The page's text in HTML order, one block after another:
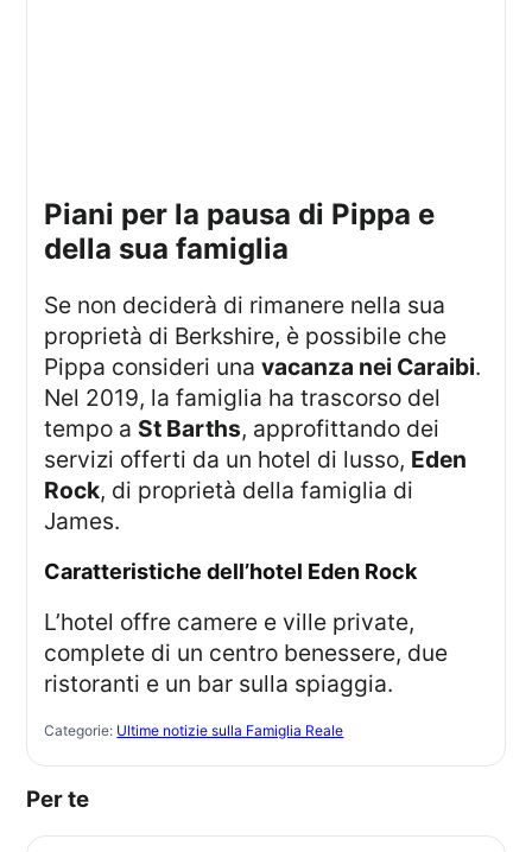
Piani per la pausa di Pippa e
della sua famiglia
Se non deciderà di rimanere nella sua
proprietà di Berkshire, è possibile che
Pippa consideri unavacanza nei Caraibi.
Nel 2019, la famiglia ha trascorso del
tempo a St Barths, approfittando dei
servizi offerti da un hotel di lusso, Eden
Rock, di proprietà della famiglia di
James.
Caratteristiche dell’hotel Eden Rock
L’hotel offre camere e ville private,
complete di un centro benessere, due
ristoranti e un bar sulla spiaggia.
Categorie: Ultime notizie sulla Famiglia Reale
Per te